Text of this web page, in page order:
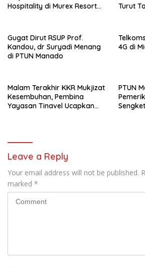
Hospitality di Murex Resort
Turut
Gugat Dirut RSUP Prof.
Kandou, dr Suryadi Menang
di PTUN Manado
4G di
Malam Terakhir KKR Mukjizat
Kesembuhan, Pembina
Yayasan Tinavel Ucapkan
PTUN
Leave a Reply
Your email address will not be published.
marked *